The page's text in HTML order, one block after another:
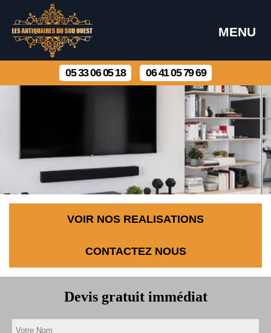
MENU
05 33 06 05 18 06 41 05 79 69
VOIR NOS REALISATIONS
CONTACTEZ NOUS
Devis gratuit immédiat